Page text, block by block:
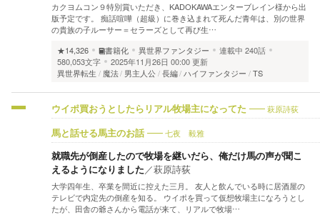
カクヨムコン９特別賞いただき、KADOKAWAエンターブレイン様から出
版予定です。 痴話喧嘩（超級）に巻き込まれて死んだ青年は、別の世界
の貴族の子ルーサー＝セラーズとして再び生…
★14,326
書籍化 異世界ファンタジー 連載中 240話
580,053文字
2025年11月26日 00:00 更新
異世界転生
魔法 男主人公 長編 ハイファンタジー TS
ウイポ買おうとしたらリアル牧場主になってた 萩原詩荻
馬と話せる馬主のお話 七夜 毅雅
就職先が倒産したので牧場を継いだら、俺だけ馬の声が聞こ
えるようになりました／萩原詩荻
大学四年生、卒業を間近に控えた三月。 友人と飲んでいる時に居酒屋の
テレビで内定先の倒産を知る。 ウイポを買って仮想牧場主になろうとし
たが、田舎の爺さんから電話が来て、リアルで牧場…